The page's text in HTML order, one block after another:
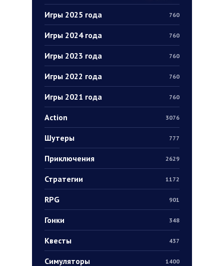
Игры 2025 года 760
Игры 2024 года 760
Игры 2023 года 760
Игры 2022 года 760
Игры 2021 года 760
Action 3076
Шутеры 777
Приключения 2629
Стратегии 1172
RPG 901
Гонки 348
Квесты 437
Симуляторы 1400